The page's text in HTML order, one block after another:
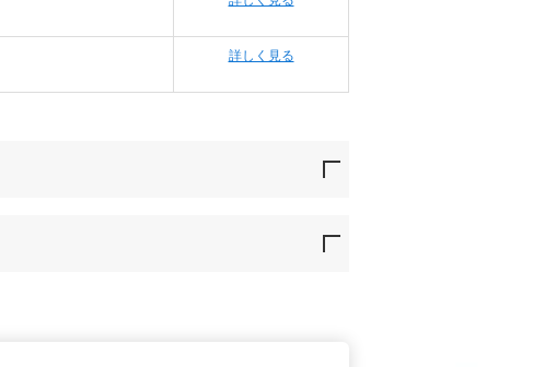
詳しく見る